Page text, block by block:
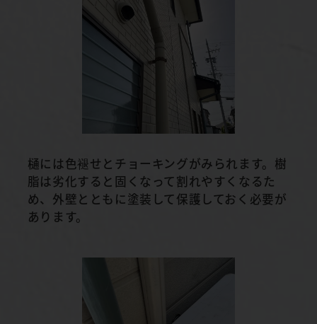
樋には色褪せとチョーキングがみられます。樹
脂は劣化すると固くなって割れやすくなるた
め、外壁とともに塗装して保護しておく必要が
あります。